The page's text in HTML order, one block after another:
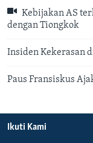
Kebijakan AS
dengan Tiongkok
Insiden Kekerasan
Paus Fransiskus
Ikuti Kami